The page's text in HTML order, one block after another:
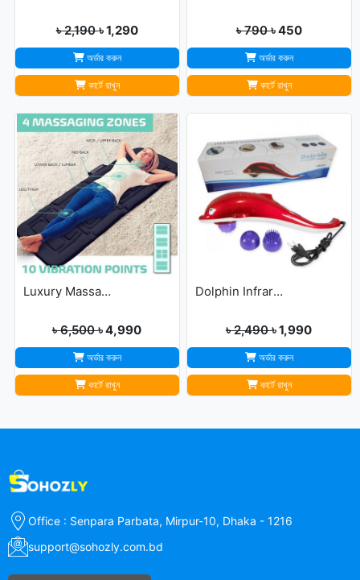
৳ 2,190৳ 1,290
অর্ডার করুন
কার্টে রাখুন
৳ 790৳ 450
অর্ডার করুন
কার্টে রাখুন
Luxury Massage Mat
৳ 6,500৳ 4,990
অর্ডার করুন
কার্টে রাখুন
Dolphin Infrared Body Massager
৳ 2,490৳ 1,990
অর্ডার করুন
কার্টে রাখুন
Office : Senpara Parbata, Mirpur-10, Dhaka - 1216
support@sohozly.com.bd